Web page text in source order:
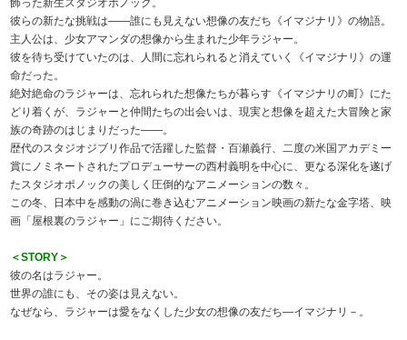
飾った新生スタジオポノック。
彼らの新たな挑戦は――誰にも見えない想像の友だち《イマジナリ》の物語。
主人公は、少女アマンダの想像から生まれた少年ラジャー。
彼を待ち受けていたのは、人間に忘れられると消えていく《イマジナリ》の運
命だった。
絶対絶命のラジャーは、忘れられた想像たちが暮らす《イマジナリの町》にた
どり着くが、ラジャーと仲間たちの出会いは、現実と想像を超えた大冒険と家
族の奇跡のはじまりだった――。
歴代のスタジオジブリ作品で活躍した監督・百瀬義行、二度の米国アカデミー
賞にノミネートされたプロデューサーの西村義明を中心に、更なる深化を遂げ
たスタジオポノックの美しく圧倒的なアニメーションの数々。
この冬、日本中を感動の渦に巻き込むアニメーション映画の新たな金字塔、映
画「屋根裏のラジャー」にご期待ください。
＜STORY＞
彼の名はラジャー。
世界の誰にも、その姿は見えない。
なぜなら、ラジャーは愛をなくした少女の想像の友だち―イマジナリ－。